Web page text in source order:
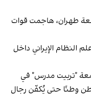
طهران، هاجمت قوات
النظام الإيراني داخل
"تربيت مدرس" في
وطنًا حتى يُكفّن رجال